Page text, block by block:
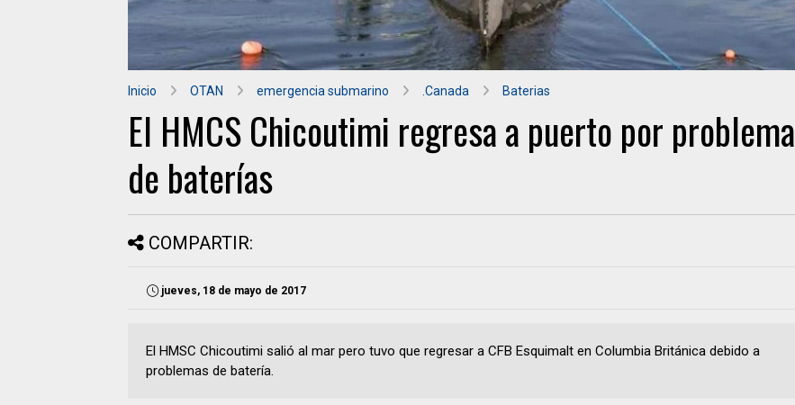
Inicio OTAN emergencia submarino .Canada Baterias
El HMCS Chicoutimi regresa a puerto por problema
de baterías
COMPARTIR:
jueves, 18 de mayo de 2017
El HMSC Chicoutimi salió al mar pero tuvo que regresar a CFB Esquimalt en Columbia Británica debido a
problemas de batería.